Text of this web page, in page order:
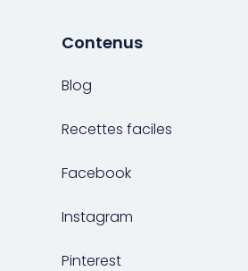
Contenus
Blog
Recettes faciles
Facebook
Instagram
Pinterest